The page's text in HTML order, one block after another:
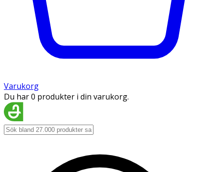
Varukorg
Du har 0 produkter i din varukorg.